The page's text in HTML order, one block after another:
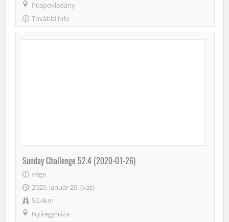
Püspökladány
További info
Sunday Challenge 52.4 (2020-01-26)
vége
2020. január 26. (vas)
52.4km
Nyíregyháza